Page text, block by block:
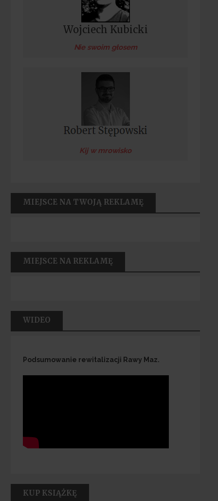
Wojciech Kubicki
Nie swoim głosem
Kij w mrowisko
MIEJSCE NA TWOJĄ REKLAMĘ
MIEJSCE NA REKLAMĘ
WIDEO
Podsumowanie rewitalizacji Rawy Maz.
KUP KSIĄŻKĘ